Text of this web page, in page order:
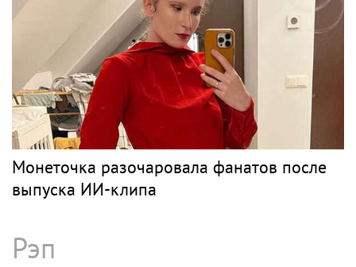
Монеточка разочаровала фанатов после
выпуска ИИ-клипа
Рэп